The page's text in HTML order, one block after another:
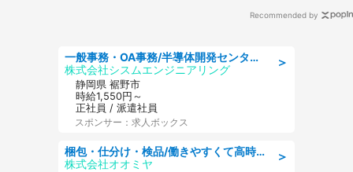
Recommended by
＞
一般事務・OA事務/半導体開発センター内で事務&軽作業スタッフ、募集
株式会社シスムエンジニアリング
静岡県 裾野市
時給1,550円～
正社員 / 派遣社員
スポンサー：求人ボックス
＞
梱包・仕分け・検品/働きやすくて高時給の仕分け作業長期休暇充実/残業なし
株式会社オオミヤ